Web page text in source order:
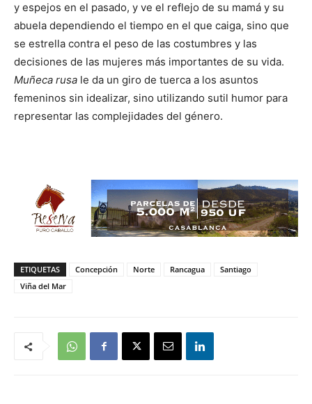
y espejos en el pasado, y ve el reflejo de su mamá y su
abuela dependiendo el tiempo en el que caiga, sino que
se estrella contra el peso de las costumbres y las
decisiones de las mujeres más importantes de su vida.
Muñeca rusa le da un giro de tuerca a los asuntos
femeninos sin idealizar, sino utilizando sutil humor para
representar las complejidades del género.
ETIQUETAS Concepción Norte Rancagua
Santiago
Viña del Mar